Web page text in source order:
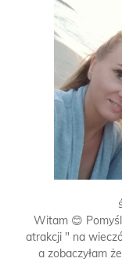
Witam 😊
atrakcji " na
a zobaczyłam